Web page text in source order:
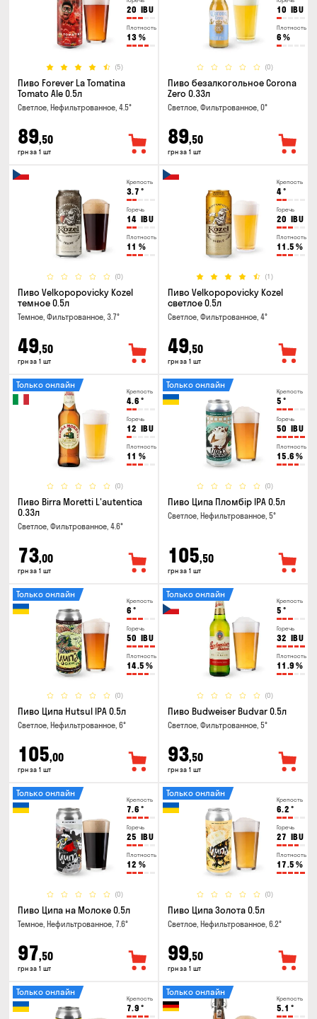
20 IBU
Плотность
13 %
(5)
Пиво Forever La Tomatina
Tomato Ale 0.5л
Светлое, Нефильтрованное, 4.5°
89,50
грн за 1 шт
10 IBU
Плотность
6 %
(0)
Пиво безалкогольное Corona
Zero 0.33л
Светлое, Фильтрованное, 0°
89,50
грн за 1 шт
Крепость
3.7 °
Горечь
14 IBU
Плотность
11 %
(0)
Пиво Velkopopovicky Kozel
темное 0.5л
Темное, Фильтрованное, 3.7°
49,50
грн за 1 шт
Крепость
4°
Горечь
20 IBU
Плотность
11.5 %
(1)
Пиво Velkopopovicky Kozel
светлое 0.5л
Светлое, Фильтрованное, 4°
49,50
грн за 1 шт
Крепость
4.6 °
Горечь
12 IBU
Плотность
11 %
(0)
Только онлайн
Пиво Birra Moretti L'autentica
0.33л
Светлое, Фильтрованное, 4.6°
73,00
грн за 1 шт
Крепость
5 °
Горечь
50 IBU
Плотность
15.6 %
(0)
Только онлайн
Пиво Ципа Пломбір IPA 0.5л
Светлое, Нефильтрованное, 5°
105,50
грн за 1 шт
Крепость
6 °
Горечь
50 IBU
Плотность
14.5 %
(0)
Только онлайн
Пиво Ципа Hutsul IPA 0.5л
Светлое, Нефильтрованное, 6°
105,00
грн за 1 шт
Крепость
5 °
Горечь
32 IBU
Плотность
11.9 %
(0)
Только онлайн
Пиво Budweiser Budvar 0.5л
Светлое, Фильтрованное, 5°
93,50
грн за 1 шт
Крепость
7.6 °
Горечь
25 IBU
Плотность
12 %
(0)
Только онлайн
Пиво Ципа на Молоке 0.5л
Темное, Нефильтрованное, 7.6°
97,50
грн за 1 шт
Крепость
6.2 °
Горечь
27 IBU
Плотность
17.5 %
(0)
Только онлайн
Пиво Ципа Золота 0.5л
Светлое, Нефильтрованное, 6.2°
99,50
грн за 1 шт
Крепость
7.9 °
Только онлайн
Крепость
5.1 °
Только онлайн